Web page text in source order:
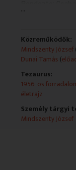
Felolvassa: Dunai
Zenei
...
Közreműködők:
Mindszenty József(
Dunai Tamás (
Tezaurus:
1956-os
életrajz
Személy tárgyi
Mindszenty József